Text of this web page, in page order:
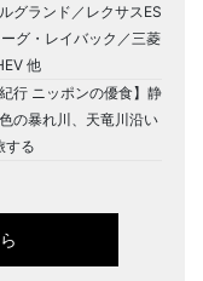
グランド／レクサスES
グ・レイバック／三菱
他
行 ニッポンの優食】静
の暴れ川、天竜川沿い
する